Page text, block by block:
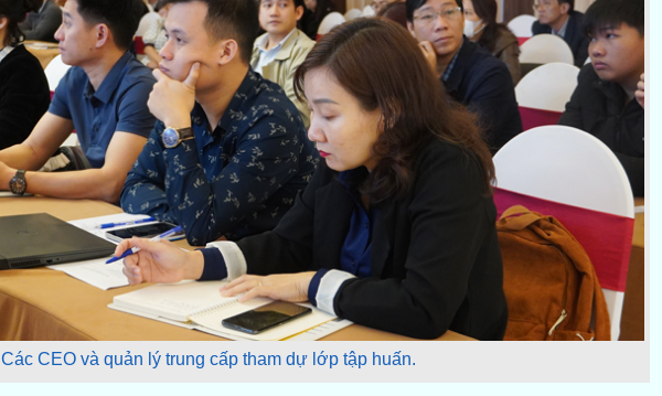
Các CEO và quản lý trung cấp tham dự lớp tập huấn.